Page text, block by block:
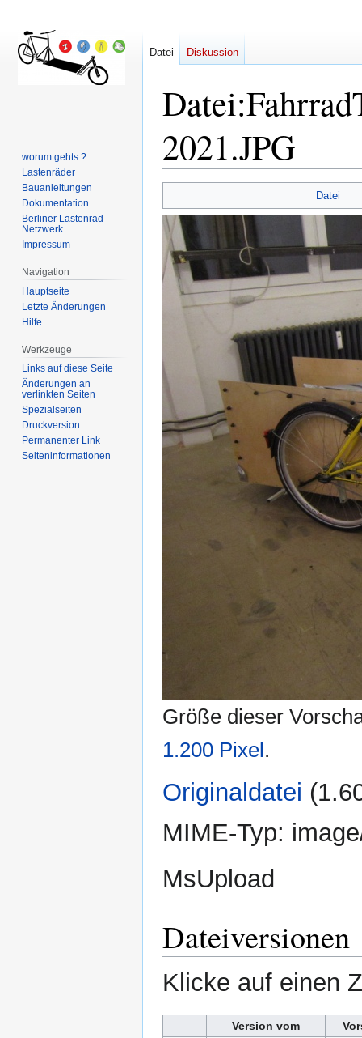
Datei:
2021.JPG
Navigation
springen
Suche
springen
Datei
Größe dieser
1.200 Pixel.
Originaldatei
MIME-Typ:
MsUpload
Dateiversionen
Klicke auf einen
Version vom
Datei Diskussion
worum gehts ?
Lastenräder
Bauanleitungen
Dokumentation
Berliner Lastenrad-
Netzwerk
Impressum
Navigation
Hauptseite
Letzte Änderungen
Hilfe
Werkzeuge
Links auf diese Seite
Änderungen an
verlinkten Seiten
Spezialseiten
Druckversion
Permanenter Link
Seiten­informationen